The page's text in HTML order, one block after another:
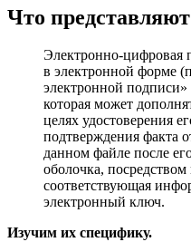
Что
Электронно-
в электронной форме
электронной
которая может
целях удостоверения
подтверждения факта
данном файле после
оболочка, посредством
соответствующая
электронный ключ.
Изучим их специфику.